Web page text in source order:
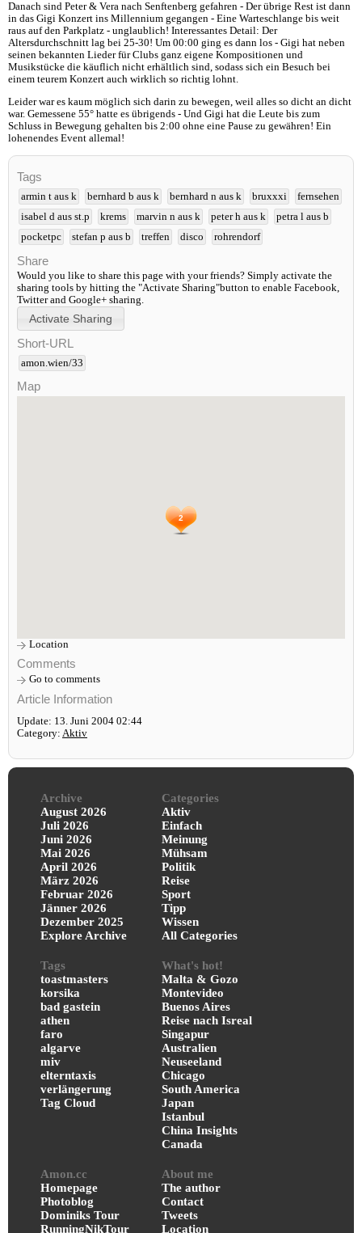
Danach sind Peter & Vera nach Senftenberg gefahren - Der übrige Rest ist dann
in das Gigi Konzert ins Millennium gegangen - Eine Warteschlange bis weit
raus auf den Parkplatz - unglaublich! Interessantes Detail: Der
Altersdurchschnitt lag bei 25-30! Um 00:00 ging es dann los - Gigi hat neben
seinen bekannten Lieder für Clubs ganz eigene Kompositionen und
Musikstücke die käuflich nicht erhältlich sind, sodass sich ein Besuch bei
einem teurem Konzert auch wirklich so richtig lohnt.
Leider war es kaum möglich sich darin zu bewegen, weil alles so dicht an dicht
war. Gemessene 55° hatte es übrigends - Und Gigi hat die Leute bis zum
Schluss in Bewegung gehalten bis 2:00 ohne eine Pause zu gewähren! Ein
lohenendes Event allemal!
Tags
armin t aus k bernhard b aus k bernhard n aus k bruxxxi
fernsehen
isabel d aus st.p
krems marvin n aus k peter h aus k
petra l aus b
pocketpc
stefan p aus b treffen disco rohrendorf
Share
Would you like to share this page with your friends? Simply activate the
sharing tools by hitting the "Activate Sharing"button to enable Facebook,
Twitter and Google+ sharing.
Short-URL
amon.wien/33
Map
2
Location
Comments
Go to comments
Article Information
Update: 13. Juni 2004 02:44
Category: Aktiv
Archive
August 2026
Juli 2026
Juni 2026
Mai 2026
April 2026
März 2026
Februar 2026
Jänner 2026
Dezember 2025
Explore Archive
Categories
Aktiv
Einfach
Meinung
Mühsam
Politik
Reise
Sport
Tipp
Wissen
All Categories
Tags
toastmasters
korsika
bad gastein
athen
faro
algarve
miv
elterntaxis
verlängerung
Tag Cloud
What's hot!
Malta & Gozo
Montevideo
Buenos Aires
Reise nach Isreal
Singapur
Australien
Neuseeland
Chicago
South America
Japan
Istanbul
China Insights
Canada
Amon.cc
Homepage
Photoblog
Dominiks Tour
RunningNikTour
About me
The author
Contact
Tweets
Location